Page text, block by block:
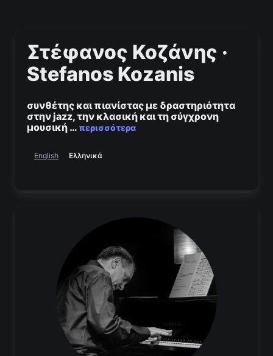
Στέφανος Κοζάνης ·
Stefanos Kozanis
συνθέτης και πιανίστας με δραστηριότητα
στην jazz, την κλασική και τη σύγχρονη
μουσική … περισσότερα
Ελληνικά